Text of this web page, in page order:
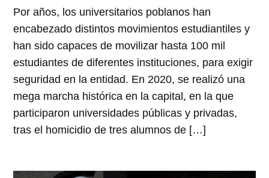
Por años, los universitarios poblanos han
encabezado distintos movimientos estudiantiles y
han sido capaces de movilizar hasta 100 mil
estudiantes de diferentes instituciones, para exigir
seguridad en la entidad. En 2020, se realizó una
mega marcha histórica en la capital, en la que
participaron universidades públicas y privadas,
tras el homicidio de tres alumnos de […]